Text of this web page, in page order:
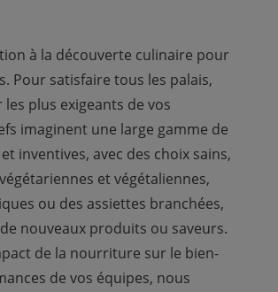
à la découverte culinaire pour
Pour satisfaire tous les palais,
les plus exigeants de vos
imaginent une large gamme de
inventives, avec des choix sains,
et végétaliennes,
ou des assiettes branchées,
nouveaux produits ou saveurs.
de la nourriture sur le bien-
de vos équipes, nous